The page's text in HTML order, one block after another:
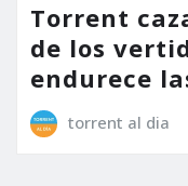
Torrent
de los
endurece
torrent al dia